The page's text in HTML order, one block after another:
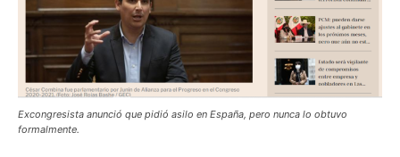
Excongresista anunció que pidió asilo en España, pero nunca lo obtuvo
formalmente.